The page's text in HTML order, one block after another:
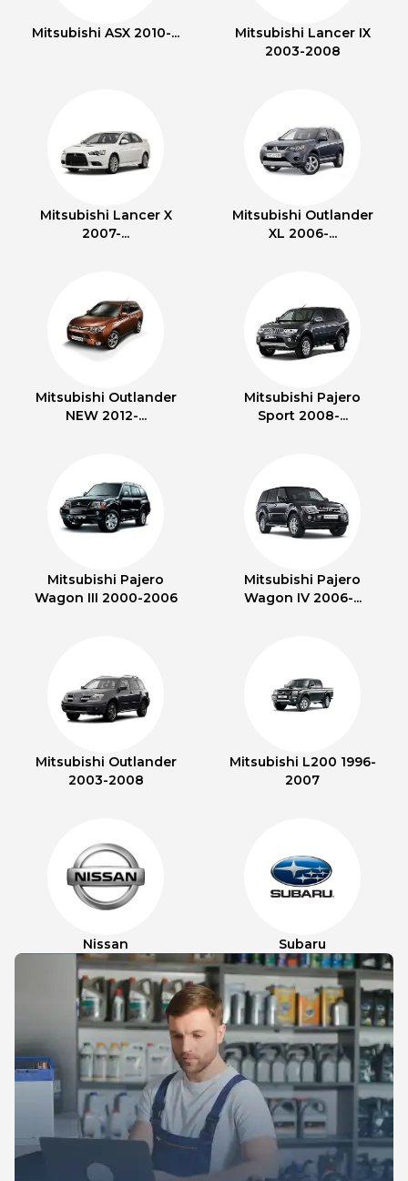
Mitsubishi ASX 2010-...
Mitsubishi Lancer IX
2003-2008
Mitsubishi Lancer X
2007-...
Mitsubishi Outlander
XL 2006-...
Mitsubishi Outlander
NEW 2012-...
Mitsubishi Pajero
Sport 2008-...
Mitsubishi Pajero
Wagon III 2000-2006
Mitsubishi Pajero
Wagon IV 2006-...
Mitsubishi Outlander
2003-2008
Mitsubishi L200 1996-
2007
Nissan Subaru